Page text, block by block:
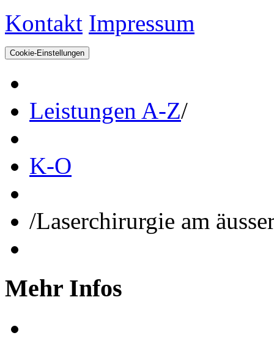
Kontakt Impressum
Cookie-Einstellungen
Leistungen A-Z/
K-O
/Laserchirurgie am
Mehr Infos